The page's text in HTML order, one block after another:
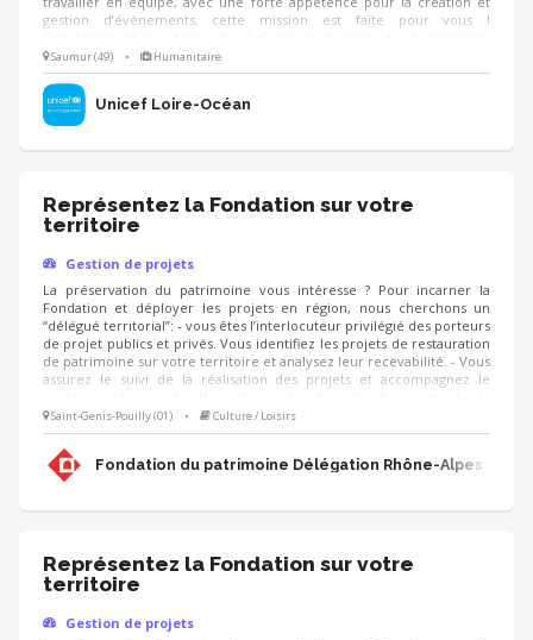
gestion d’événements, cette mission est faite pour vous !
autour du sport, de la culture… pour faire connaitre les droits de
l’enfant et collecter des fonds •Co-piloter l’organisation d’événements
•Décliner les grands temps forts nationaux localement
Saumur (49) • Humanitaire
Unicef Loire-Océan
Représentez la Fondation sur votre
territoire
Gestion de projets
La préservation du patrimoine vous intéresse ? Pour incarner la
Fondation et déployer les projets en région, nous cherchons un
“délégué territorial”: - vous êtes l’interlocuteur privilégié des porteurs
de projet publics et privés. Vous identifiez les projets de restauration
de patrimoine sur votre territoire et analysez leur recevabilité. - Vous
assurez le suivi de la réalisation des projets et accompagnez le
communication, l'animation de sa collecte, jusqu'à la clôture du
projet. - Vous contribuez au développement des adhésions et des
ressources (mécènes, donateurs, partenariats, etc.) pour pérenniser
les actions de la Fondation.
Saint-Genis-Pouilly (01) • Culture / Loisirs
Fondation du patrimoine Délégation Rhône-Alpes
Représentez la Fondation sur votre
territoire
Gestion de projets